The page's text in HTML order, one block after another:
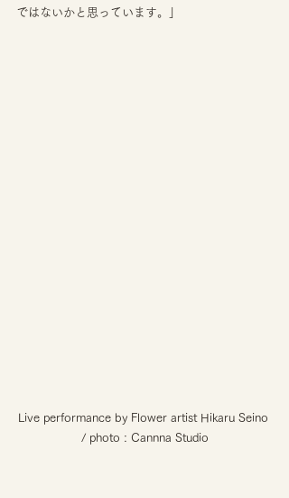
ではないかと思っています。」
Live performance by Flower artist Hikaru Seino
/ photo : Cannna Studio